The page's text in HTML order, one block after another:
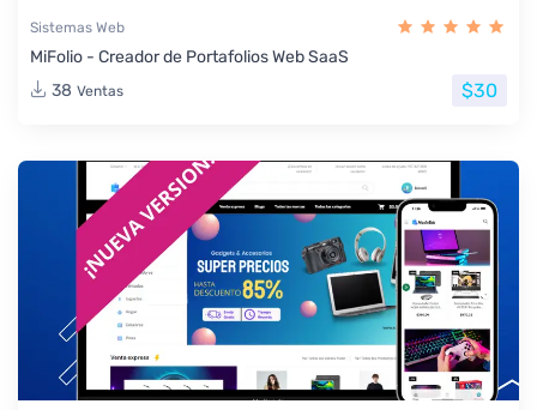
Sistemas Web
MiFolio - Creador de Portafolios Web SaaS
38 Ventas $30